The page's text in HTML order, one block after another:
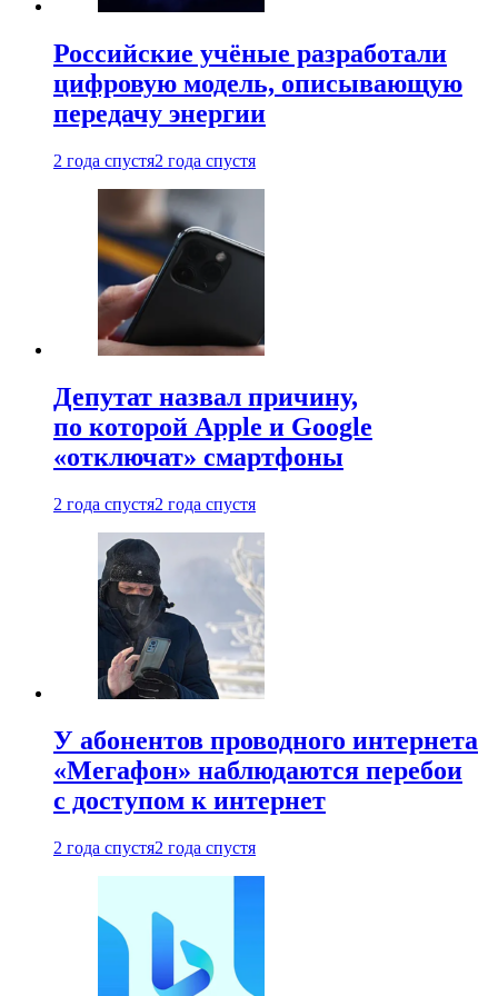
Российские учёные разработали
цифровую модель, описывающую
передачу энергии
2 года спустя2 года спустя
Депутат назвал причину,
по которой Apple и Google
«отключат» смартфоны
2 года спустя2 года спустя
У абонентов проводного интернета
«Мегафон» наблюдаются перебои
с доступом к интернет
2 года спустя2 года спустя